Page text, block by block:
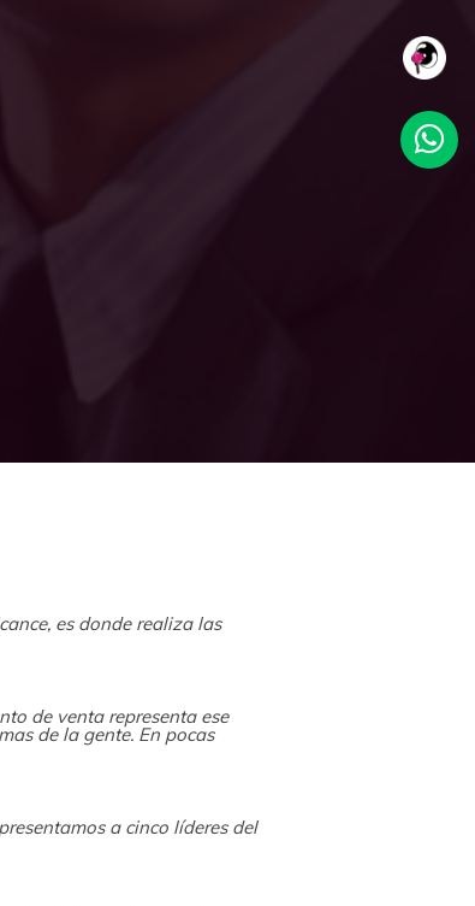
NOSOTROS
SERVICIOS
TRABAJO
CLIENTES
es donde realiza las
de venta representa ese
de la gente. En pocas
a cinco líderes del